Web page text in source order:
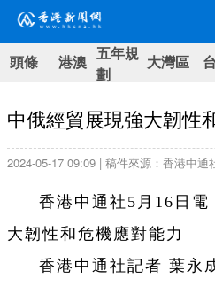
頭條 港澳 五年規
劃
大灣區
中俄經貿展現強大韌性
2024-05-17 09:09 | 稿件來源：香港中通
香港中通社5月16日
大韌性和危機應對能力
香港中通社記者 葉永